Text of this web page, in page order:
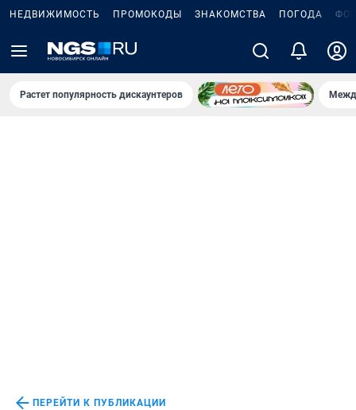
НЕДВИЖИМОСТЬ ПРОМОКОДЫ ЗНАКОМСТВА ПОГОДА
Растет популярность дискаунтеров
ПЕРЕЙТИ К ПУБЛИКАЦИИ